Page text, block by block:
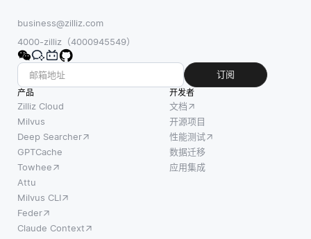
business@zilliz.com
4000-zilliz（4000945549）
订阅
产品
Zilliz Cloud
Milvus
Deep Searcher
GPTCache
Towhee
Attu
Milvus CLI
Feder
Claude Context
开发者
文档
开源项目
性能测试
数据迁移
应用集成